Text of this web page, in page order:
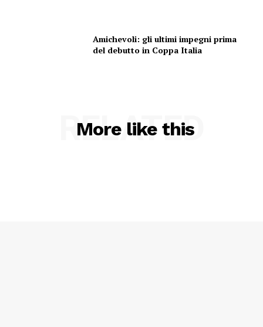
Amichevoli: gli ultimi impegni prima
del debutto in Coppa Italia
More like this
RELATED